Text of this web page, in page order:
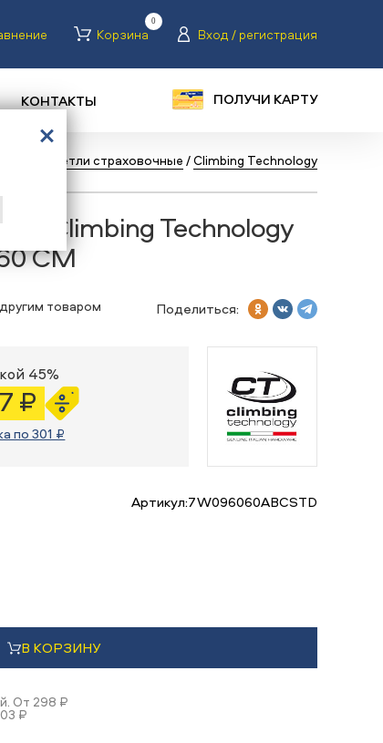
Корзина
0
Вход / регистрация
КОНТАКТЫ ПОЛУЧИ КАРТУ
Петли страховочные /Climbing Technology
Climbing Technology
CM
товаром Поделиться:
45%
₽
по 301 ₽
Артикул:7W096060ABCSTD
В КОРЗИНУ
От 298 ₽
₽